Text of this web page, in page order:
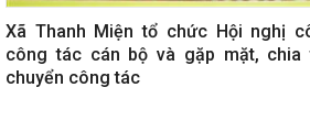
Xã Thanh Miện tổ chức Hội nghị
công tác cán bộ và gặp mặt, chia
chuyển công tác